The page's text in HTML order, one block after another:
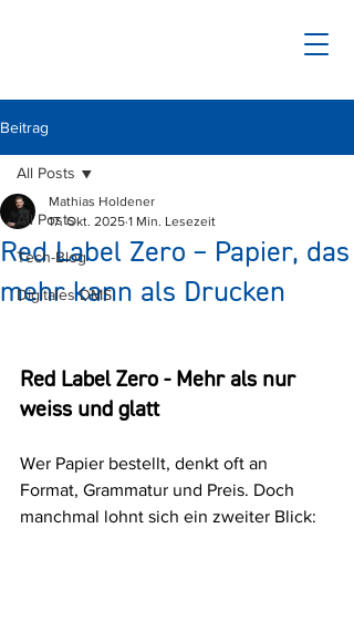
Beitrag
All Posts
Tech-Blog
Digitales DMS
All Posts
Red Label Zero – Papier, das
mehr kann als Drucken
Mathias Holdener
17. Okt. 2025 1 Min. Lesezeit
Red Label Zero - Mehr als nur
weiss und glatt
Wer Papier bestellt, denkt oft an
Format, Grammatur und Preis. Doch
manchmal lohnt sich ein zweiter Blick: